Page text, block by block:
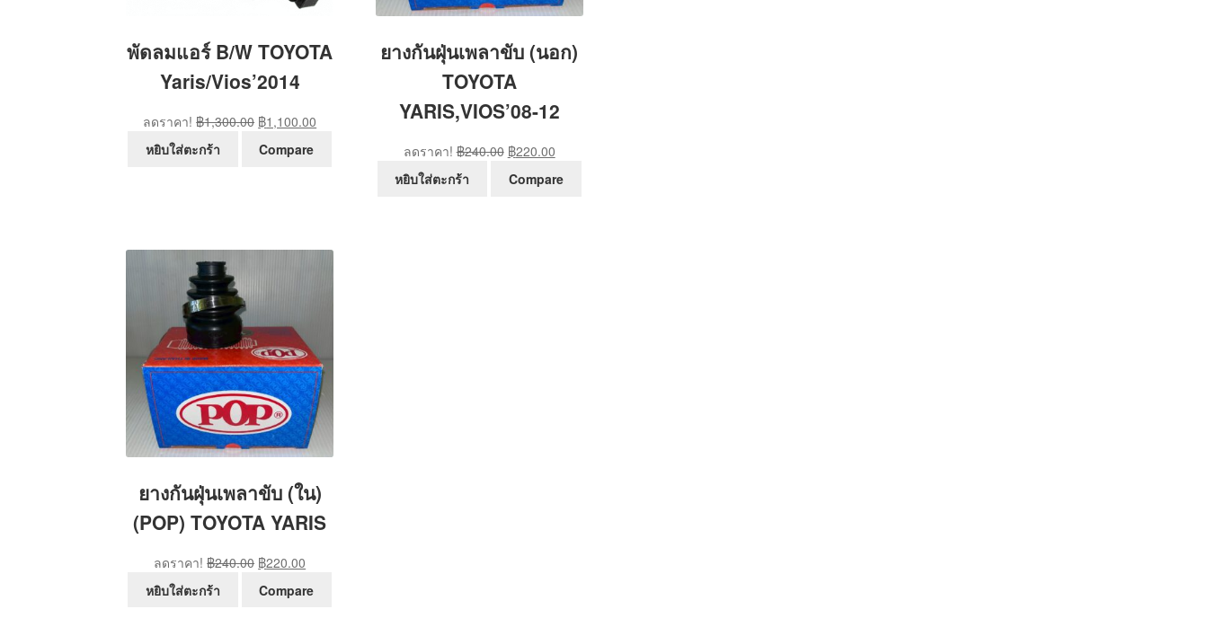
พัดลมแอร์ B/W TOYOTA
Yaris/Vios’2014
ลดราคา! ฿1,300.00 Original
price
was:
฿1,100.00
หยิบใส่ตะกร้า Compare
ยางกันฝุ่นเพลาขับ (นอก)
TOYOTA
YARIS,VIOS’08-12
ลดราคา! ฿240.00 Original
price
was:
฿220.00Current
is:
หยิบใส่ตะกร้า Compare
ยางกันฝุ่นเพลาขับ (ใน)
(POP) TOYOTA YARIS
ลดราคา! ฿240.00 Original
price
was:
฿220.00
is:
หยิบใส่ตะกร้า Compare